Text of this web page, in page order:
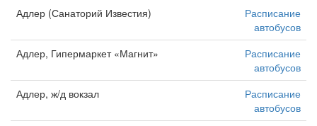
Адлер (Санаторий Известия)
Расписание
автобусов
Адлер, Гипермаркет «Магнит»
Расписание
автобусов
Адлер, ж/д вокзал
Расписание
автобусов